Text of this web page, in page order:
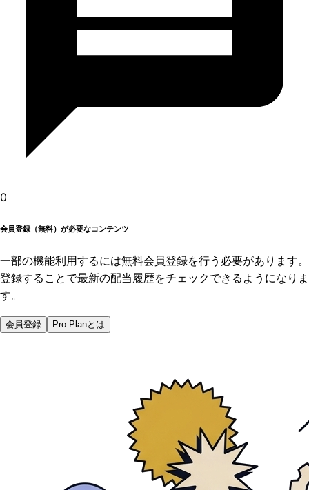
0
会員登録（無料）が必要なコンテンツ
一部の機能利用するには無料会員登録を行う必要があります。
登録することで最新の配当履歴をチェックできるようになりま
す。
会員登録 Pro Planとは